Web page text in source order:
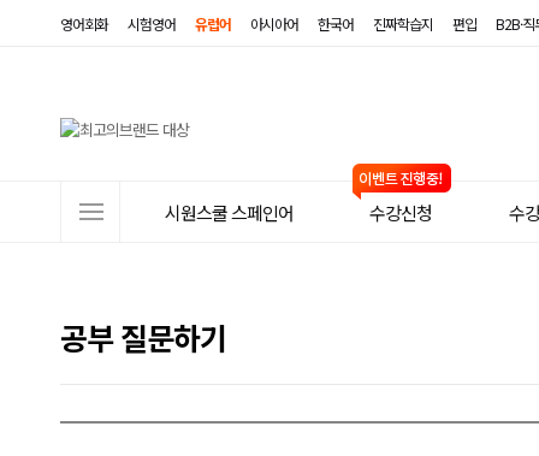
영어회화 시험영어 유럽어 아시아어 한국어 진짜학습지 편입 B2B·
뉴
시원스쿨 스페인어 수강신청 수
공부 질문하기